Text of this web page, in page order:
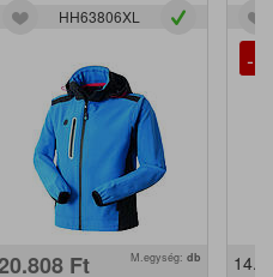
HH63806XL
Ft M.egység: db
-